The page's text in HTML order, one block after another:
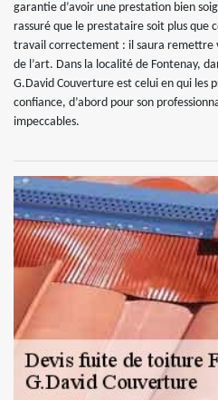
garantie d’avoir une prestation bien
rassuré que le prestataire soit plus que
travail correctement : il saura remettre
de l’art. Dans la localité de Fontenay,
G.David Couverture est celui en qui les
confiance, d’abord pour son
impeccables.